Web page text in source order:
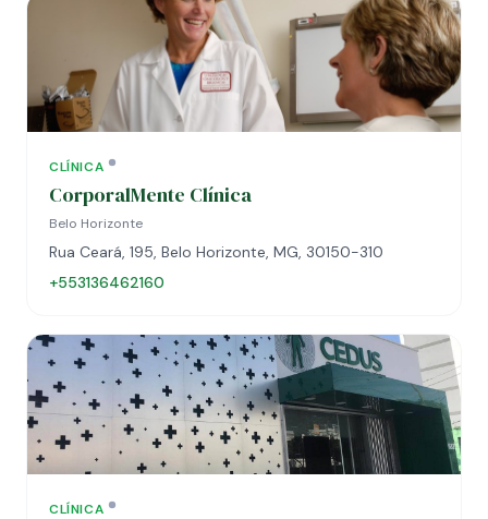
CLÍNICA
CorporalMente Clínica
Belo Horizonte
Rua Ceará, 195, Belo Horizonte, MG, 30150-310
+553136462160
CLÍNICA